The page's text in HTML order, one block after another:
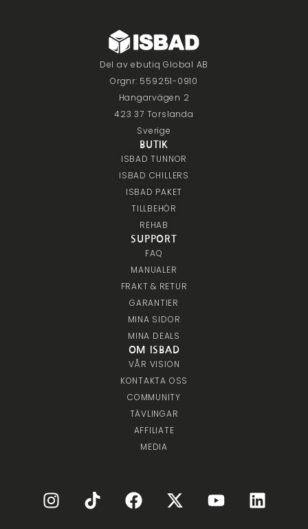
Del av ebutiq Global AB
Orgnr: 559251-0910
Hangarvägen 2
423 37 Torslanda
Sverige
BUTIK
ISBAD TUNNOR
ISBAD CHILLERS
ISBAD PAKET
TILLBEHÖR
REHAB
SUPPORT
FAQ
MANUALER
FRAKT & RETUR
GARANTIER
MINA SIDOR
MINA DEALS
OM ISBAD
VÅR VISION
KONTAKTA OSS
COMMUNITY
TÄVLINGAR
AFFILIATE
MEDIA